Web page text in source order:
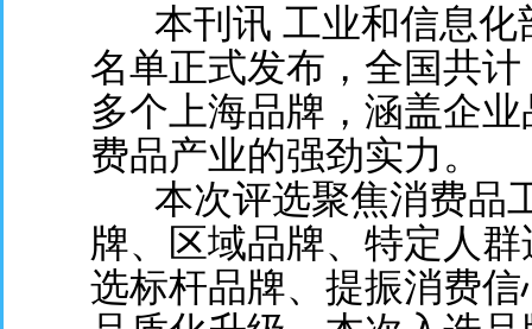
本刊讯 工业和信息化
名单正式发布，全国共
多个上海品牌，涵盖企
费品产业的强劲实力。
本次评选聚焦消费品
牌、区域品牌、特定人
选标杆品牌、提振消费